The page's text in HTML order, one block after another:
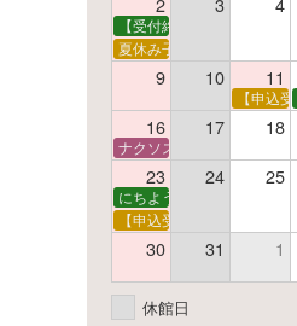
【受付終了】親子で挑戦
夏休み子ども平和映画会
9 10 11
【申込
16 17 18
ナクソス音楽会 第5回
23 24 25
にちようえほん
【申込受付中】ゆうべのこ
30 31 1
休館日